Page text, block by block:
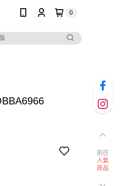
0
前往
人氣
商品